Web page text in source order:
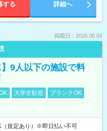
する 詳細へ
掲載日：2026.08.04
9人以下の施設で料
大学生歓迎
ブランクOK
規定あり）※即日払い不可